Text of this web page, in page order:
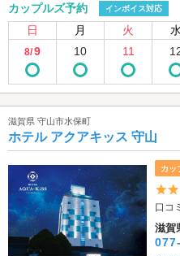
カップルズ予約 インボイス対応
日 月 火 水
8/9 10 11
滋賀県 守山市水保町
ホテル アクアキッス 守山
カッ
口コ
滋賀